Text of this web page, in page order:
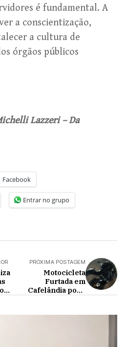
é fundamental. A
a conscientização,
a cultura de
órgãos públicos
Lazzeri – Da
Facebook
Entrar no grupo
PRÓXIMA POSTAGEM
Motocicleta
Furtada em
Cafelândia pode